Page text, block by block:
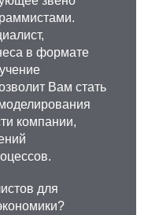
в формате
Вам стать
компании,
для